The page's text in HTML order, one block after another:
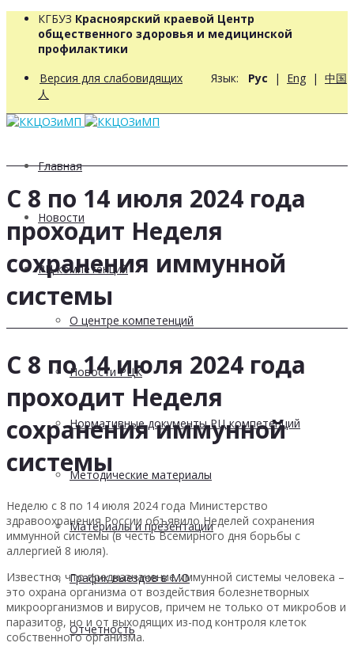
КГБУЗ Красноярский краевой Центр
общественного здоровья и медицинской
профилактики
Версия для слабовидящих Язык: Рус | Eng | 中国
人
Главная
Новости
РЦ компетенций
О центре компетенций
Новости РЦК
Нормативные документы РЦ компетенций
Методические материалы
Материалы и презентации
График выездов в МО
Отчетность
С 8 по 14 июля 2024 года
проходит Неделя
сохранения иммунной
системы
С 8 по 14 июля 2024 года
проходит Неделя
сохранения иммунной
системы
Неделю с 8 по 14 июля 2024 года Министерство
здравоохранения России объявило Неделей сохранения
иммунной системы (в честь Всемирного дня борьбы с
аллергией 8 июля).
Известно, что предназначение иммунной системы человека –
это охрана организма от воздействия болезнетворных
микроорганизмов и вирусов, причем не только от микробов и
паразитов, но и от выходящих из-под контроля клеток
собственного организма.